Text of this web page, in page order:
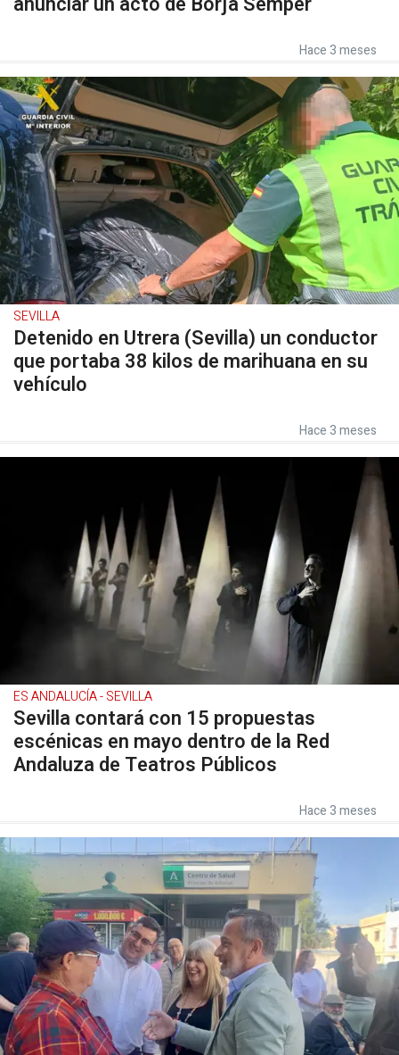
Hace 3 meses
SEVILLA
Detenido en Utrera (Sevilla) un conductor
que portaba 38 kilos de marihuana en su
vehículo
Hace 3 meses
ES ANDALUCÍA - SEVILLA
Sevilla contará con 15 propuestas
escénicas en mayo dentro de la Red
Andaluza de Teatros Públicos
Hace 3 meses